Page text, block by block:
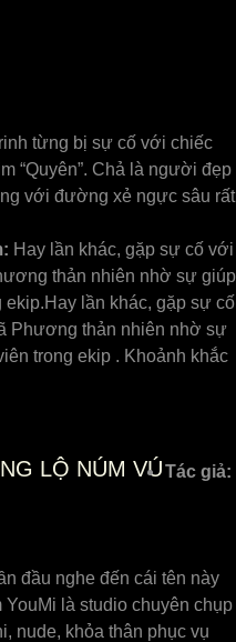
từng bị sự cố với chiếc
“Quyên”. Chả là người đẹp
với đường xẻ ngực sâu rất
Hay lần khác, gặp sự cố với
thản nhiên nhờ sự giúp
lần khác, gặp sự cố
Phương thản nhiên nhờ sự
trong ekip . Khoảnh khắc
LỘ NÚM VÚTác giả:
đầu nghe đến cái tên này
là studio chuyên chụp
nude, khỏa thân phục vụ